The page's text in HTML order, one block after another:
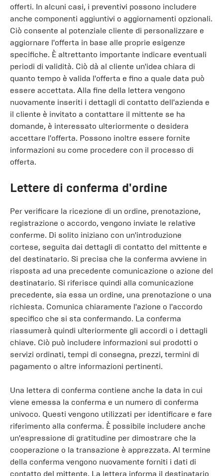
offerti. In alcuni casi, i preventivi possono includere
anche componenti aggiuntivi o aggiornamenti opzionali.
Ciò consente al potenziale cliente di personalizzare e
aggiornare l'offerta in base alle proprie esigenze
specifiche. È altrettanto importante indicare eventuali
periodi di validità. Ciò dà al cliente un'idea chiara di
quanto tempo è valida l'offerta e fino a quale data può
essere accettata. Alla fine della lettera vengono
nuovamente inseriti i dettagli di contatto dell'azienda e
il cliente è invitato a contattare il mittente se ha
domande, è interessato ulteriormente o desidera
accettare l'offerta. Possono inoltre essere fornite
informazioni su come procedere con il processo di
offerta.
Lettere di conferma d'ordine
Per verificare la ricezione di un ordine, prenotazione,
registrazione o accordo, vengono inviate le relative
conferme. Di solito iniziano con un'introduzione
cortese, seguita dai dettagli di contatto del mittente e
del destinatario. Si precisa che la conferma avviene in
risposta ad una precedente comunicazione o azione del
destinatario. Si riferisce quindi alla comunicazione
precedente, sia essa un ordine, una prenotazione o una
richiesta. Comunica chiaramente l'azione o l'accordo
specifico che si sta confermando. La conferma
riassumerà quindi ulteriormente gli accordi o i dettagli
chiave. Ciò può includere informazioni sui prodotti o
servizi ordinati, tempi di consegna, prezzi, termini di
pagamento o altre informazioni pertinenti.
Una lettera di conferma contiene anche la data in cui
viene emessa la conferma e un numero di conferma
univoco. Questi vengono utilizzati per identificare e fare
riferimento alla conferma. È possibile includere anche
un'espressione di gratitudine per dimostrare che la
cooperazione o la transazione è apprezzata. Al termine
della conferma vengono nuovamente forniti i dati di
contatto del mittente. La lettera informa il destinatario